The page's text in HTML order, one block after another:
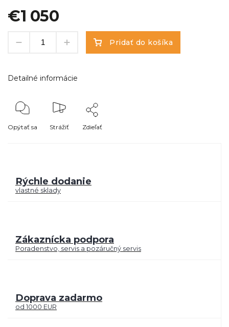
€1 050
Pridať do košíka
Detailné informácie
Opýtať sa Strážiť Zdieľať
Rýchle dodanie
vlastné sklady
Zákaznícka podpora
Poradenstvo, servis a pozáručný servis
Doprava zadarmo
od 1000 EUR